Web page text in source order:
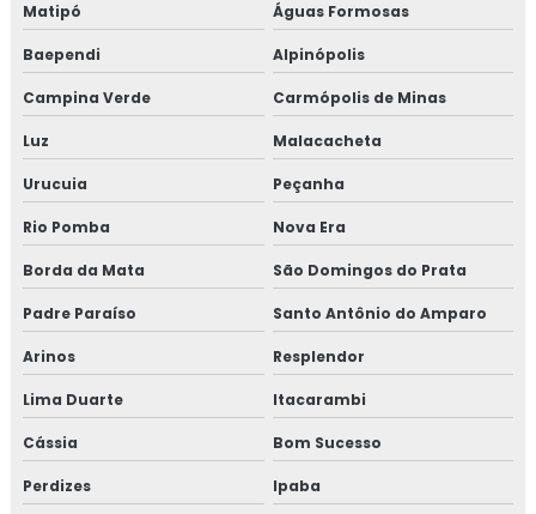
Matipó Águas Formosas
Baependi Alpinópolis
Campina Verde Carmópolis de Minas
Luz Malacacheta
Urucuia Peçanha
Rio Pomba Nova Era
Borda da Mata São Domingos do Prata
Padre Paraíso Santo Antônio do Amparo
Arinos Resplendor
Lima Duarte Itacarambi
Cássia Bom Sucesso
Perdizes Ipaba